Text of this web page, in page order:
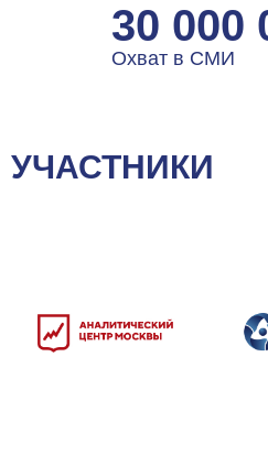
30 000
Охват в СМИ
УЧАСТНИКИ